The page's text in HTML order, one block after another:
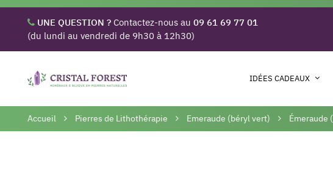
UNE QUESTION ? Contactez-nous au 09 61 69 77 01
(du lundi au vendredi de 9h30 à 12h30)
IDÉES CADEAUX
Accueil Pierres de Lithothérapie Emeraude (béryl vert) Émeraude